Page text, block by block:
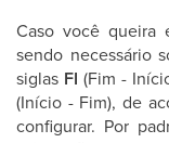
Caso você queira
sendo necessário
siglas FI (Fim -
(Início - Fim), de
configurar. Por